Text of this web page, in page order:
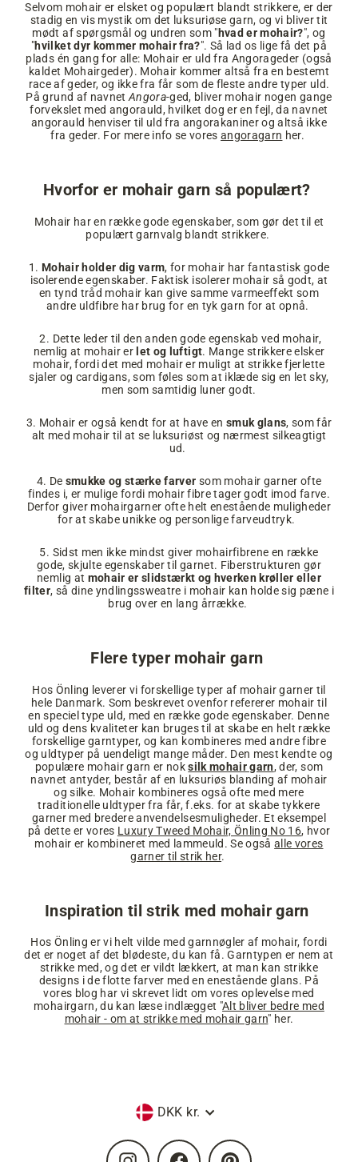
Selvom mohair er elsket og populært blandt strikkere, er der
stadig en vis mystik om det luksuriøse garn, og vi bliver tit
mødt af spørgsmål og undren som "hvad er mohair?", og
"hvilket dyr kommer mohair fra?". Så lad os lige få det på
plads én gang for alle: Mohair er uld fra Angorageder (også
kaldet Mohairgeder). Mohair kommer altså fra en bestemt
race af geder, og ikke fra får som de fleste andre typer uld.
På grund af navnetAngora-ged, bliver mohair nogen gange
forvekslet med angorauld, hvilket dog er en fejl, da navnet
angorauld henviser til uld fra angorakaniner og altså ikke
fra geder. For mere info se voresangoragarn her.
Hvorfor er mohair garn så populært?
Mohair har en række gode egenskaber, som gør det til et
populært garnvalg blandt strikkere.
1. Mohair holder dig varm, for mohair har fantastisk gode
isolerende egenskaber. Faktisk isolerer mohair så godt, at
en tynd tråd mohair kan give samme varmeeffekt som
andre uldfibre har brug for en tyk garn for at opnå.
2. Dette leder til den anden gode egenskab ved mohair,
nemlig at mohair er let og luftigt. Mange strikkere elsker
mohair, fordi det med mohair er muligt at strikke fjerlette
sjaler og cardigans, som føles som at iklæde sig en let sky,
men som samtidig luner godt.
3. Mohair er også kendt for at have en smuk glans, som får
alt med mohair til at se luksuriøst og nærmest silkeagtigt
ud.
4. De smukke og stærke farver som mohair garner ofte
findes i, er mulige fordi mohair fibre tager godt imod farve.
Derfor giver mohairgarner ofte helt enestående muligheder
for at skabe unikke og personlige farveudtryk.
5. Sidst men ikke mindst giver mohairfibrene en række
gode, skjulte egenskaber til garnet. Fiberstrukturen gør
nemlig at mohair er slidstærkt og hverken krøller eller
filter, så dine yndlingssweatre i mohair kan holde sig pæne i
brug over en lang årrække.
Flere typer mohair garn
Hos Önling leverer vi forskellige typer af mohair garner til
hele Danmark. Som beskrevet ovenfor refererer mohair til
en speciel type uld, med en række gode egenskaber. Denne
uld og dens kvaliteter kan bruges til at skabe en helt række
forskellige garntyper, og kan kombineres med andre fibre
og uldtyper på uendeligt mange måder. Den mest kendte og
populære mohair garn er noksilk mohair garn, der, som
navnet antyder, består af en luksuriøs blanding af mohair
og silke. Mohair kombineres også ofte med mere
traditionelle uldtyper fra får, f.eks. for at skabe tykkere
garner med bredere anvendelsesmuligheder. Et eksempel
på dette er vores Luxury Tweed Mohair, Önling No 16, hvor
mohair er kombineret med lammeuld. Se ogsåalle vores
garner til strik her.
Inspiration til strik med mohair garn
Hos Önling er vi helt vilde med garnnøgler af mohair, fordi
det er noget af det blødeste, du kan få. Garntypen er nem at
strikke med, og det er vildt lækkert, at man kan strikke
designs i de flotte farver med en enestående glans. På
vores blog har vi skrevet lidt om vores oplevelse med
mohairgarn, du kan læse indlægget "Alt bliver bedre med
mohair - om at strikke med mohair garn" her.
Valuta
DKK kr.
Instagram Facebook Pinterest